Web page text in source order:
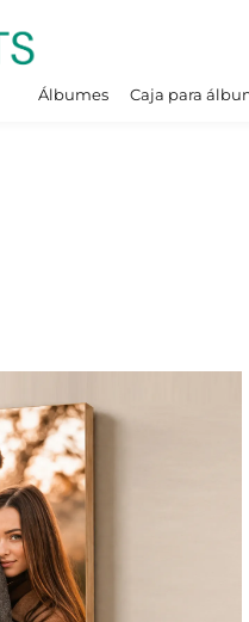
Álbumes Caja para